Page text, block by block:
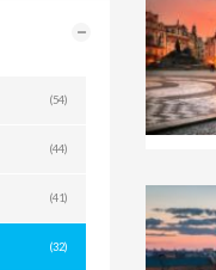
(54)
(44)
(41)
(32)